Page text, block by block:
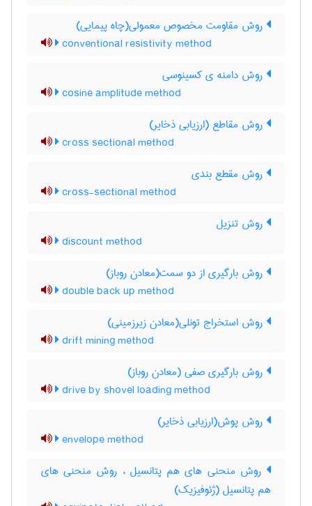
روش مقاومت مخصوص معمولی(چاه پیمایی)
conventional resistivity method
روش دامنه ی کسینوسی
cosine amplitude method
روش مقاطع (ارزیابی ذخایر)
cross sectional method
روش مقطع بندی
cross-sectional method
روش تنزیل
discount method
روش بارگیری از دو سمت(معادن روباز)
double back up method
روش استخراج تونلی(معادن زیرزمینی)
drift mining method
روش بارگیری صفی (معادن روباز)
drive by shovel loading method
روش پوش(ارزیابی ذخایر)
envelope method
روش منحنی های هم پتانسیل ، روش منحنی های
هم پتانسیل (ژئوفیزیک)